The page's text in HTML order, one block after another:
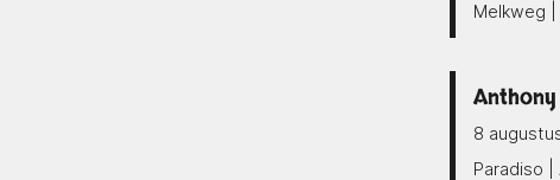
Melkweg
8
Paradiso